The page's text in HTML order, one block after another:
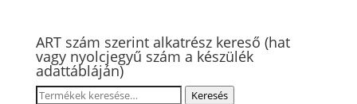
ART szám szerint alkatrész kereső (hat
vagy nyolcjegyű szám a készülék
adattábláján)
Keresés
Keresés